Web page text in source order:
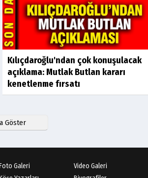
Kılıçdaroğlu'ndan çok konuşulacak
açıklama: Mutlak Butlan kararı
kenetlenme fırsatı
Göster
Galeri
Video Galeri